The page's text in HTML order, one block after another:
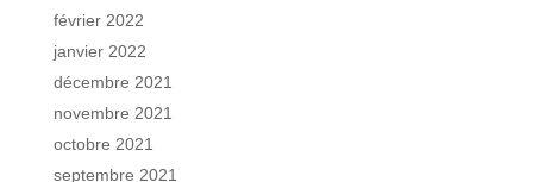
février 2022
janvier 2022
décembre 2021
novembre 2021
octobre 2021
septembre 2021